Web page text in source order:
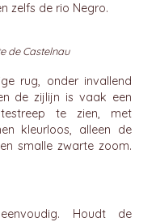
zelfs de rio Negro.
de Castelnau
rug, onder invallend
de zijlijn is vaak een
te zien, met
kleurloos, alleen de
smalle zwarte zoom.
Houdt de